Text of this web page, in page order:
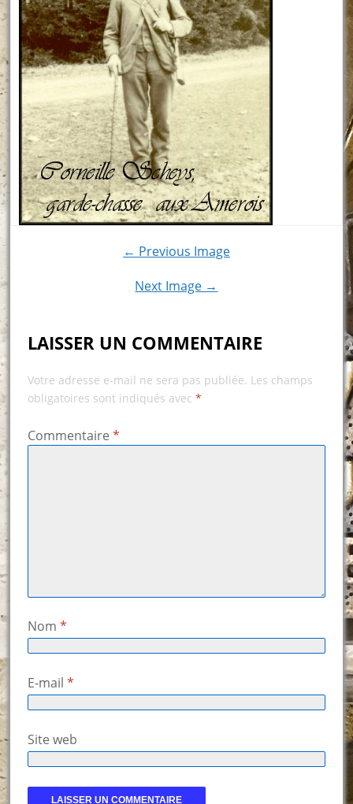
← Previous Image
Next Image →
LAISSER UN COMMENTAIRE
Votre adresse e-mail ne sera pas publiée. Les champs
obligatoires sont indiqués avec *
Commentaire *
Nom *
E-mail *
Site web